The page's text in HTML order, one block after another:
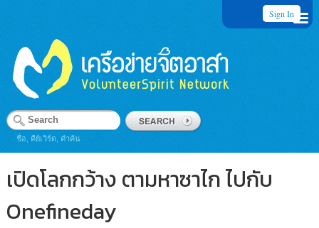
Sign In
ชื่อ, คีย์เวิร์ด, คำค้น
เปิดโลกกว้าง ตามหาซาไก ไปกับ
Onefineday